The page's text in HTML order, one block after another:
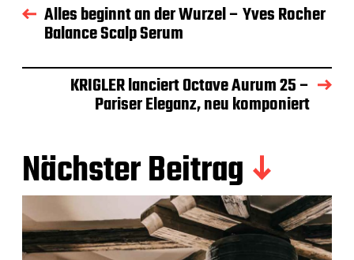
Alles beginnt an der Wurzel – Yves Rocher
Balance Scalp Serum
KRIGLER lanciert Octave Aurum 25 –
Pariser Eleganz, neu komponiert
Nächster Beitrag